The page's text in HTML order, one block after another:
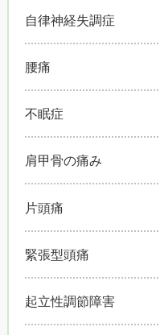
自律神経失調症
腰痛
不眠症
肩甲骨の痛み
片頭痛
緊張型頭痛
起立性調節障害